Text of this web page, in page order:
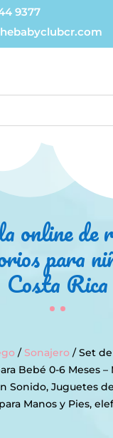
9377
online de
para
Costa Rica
/ Sonajero / Set
Bebé 0-6 Meses –
Sonido, Juguetes
Manos y Pies,